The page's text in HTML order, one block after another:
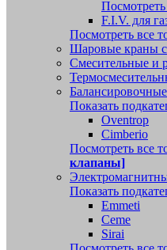
F.I.V. для
Посмотреть все
Шаровые краны
Смесительные и
Показать
Oventrop
Cimberio
Посмотреть все
клапаны]
Показать
Emmeti
Ceme
Sirai